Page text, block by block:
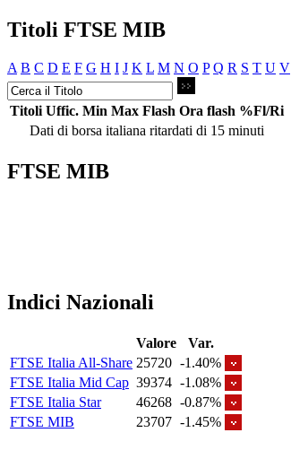
Titoli FTSE MIB
A B C D E F G H I J K L M N O P Q R S T U V
Titoli Uffic. Min Max Flash Ora flash %Fl/Ri
Dati di borsa italiana ritardati di 15 minuti
FTSE MIB
Indici Nazionali
Valore
Var.
FTSE Italia All-Share 25720 -1.40%
FTSE Italia Mid Cap 39374 -1.08%
FTSE Italia Star
46268 -0.87%
FTSE MIB
23707 -1.45%